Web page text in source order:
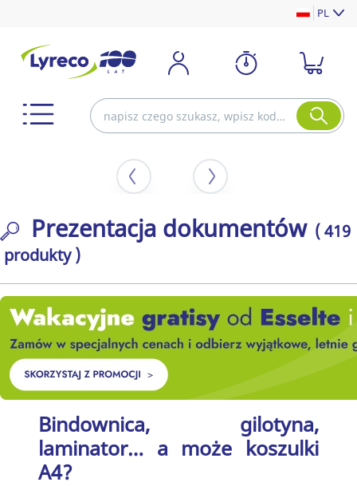
PL
Prezentacja dokumentów ( 419
produkty )
Bindownica, gilotyna,
laminator… a może koszulki
A4?